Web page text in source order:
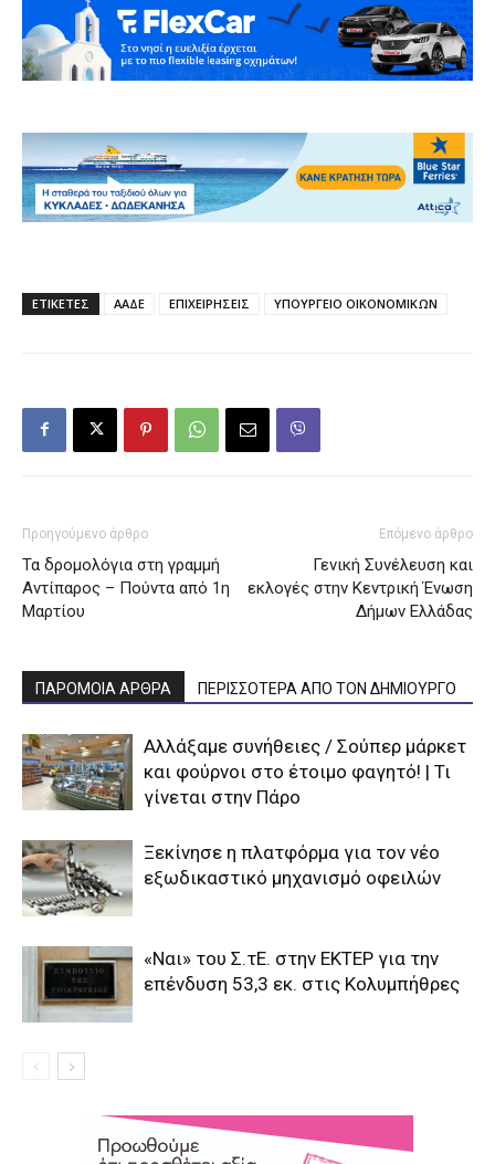
ΕΤΙΚΕΤΕΣ ΑΑΔΕ ΕΠΙΧΕΙΡΗΣΕΙΣ ΥΠΟΥΡΓΕΙΟ ΟΙΚΟΝΟΜΙΚΩΝ
Προηγούμενο άρθρο
Τα δρομολόγια στη γραμμή
Αντίπαρος – Πούντα από 1η
Μαρτίου
Επόμενο άρθρο
Γενική Συνέλευση και
εκλογές στην Κεντρική Ένωση
Δήμων Ελλάδας
ΠΑΡΟΜΟΙΑ ΑΡΘΡΑ ΠΕΡΙΣΣΟΤΕΡΑ ΑΠΟ ΤΟΝ ΔΗΜΙΟΥΡΓΟ
Αλλάξαμε συνήθειες / Σούπερ μάρκετ
και φούρνοι στο έτοιμο φαγητό! | Τι
γίνεται στην Πάρο
Ξεκίνησε η πλατφόρμα για τον νέο
εξωδικαστικό μηχανισμό οφειλών
«Ναι» του Σ.τΕ. στην ΕΚΤΕΡ για την
επένδυση 53,3 εκ. στις Κολυμπήθρες